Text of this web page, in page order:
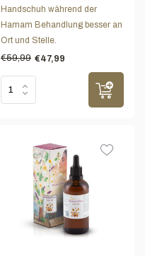
Handschuh während der
Hamam Behandlung besser an
Ort und Stelle.
€59,99 €47,99